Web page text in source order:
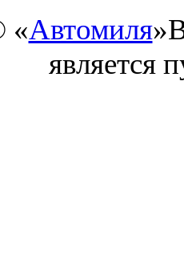
«Автомиля»
является